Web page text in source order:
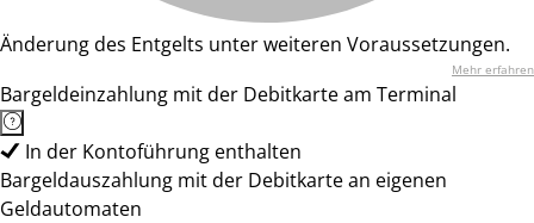
Änderung des Entgelts unter weiteren Voraussetzungen.
Mehr erfahren
Bargeldeinzahlung mit der Debitkarte am Terminal
In der Kontoführung enthalten
Bargeldauszahlung mit der Debitkarte an eigenen
Geldautomaten